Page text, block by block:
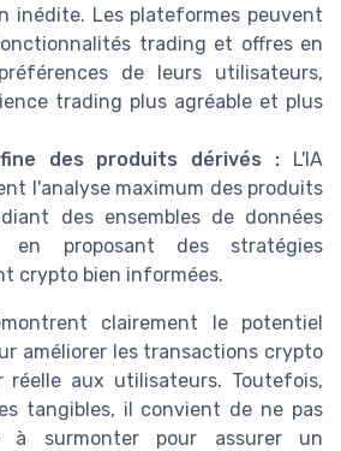
inédite. Les plateformes peuvent
trading et offres en
de leurs utilisateurs,
trading plus agréable et plus
des produits dérivés : L'IA
l'analyse maximum des produits
des ensembles de données
en proposant des stratégies
crypto bien informées.
clairement le potentiel
améliorer les transactions crypto
aux utilisateurs. Toutefois,
tangibles, il convient de ne pas
à surmonter pour assurer un